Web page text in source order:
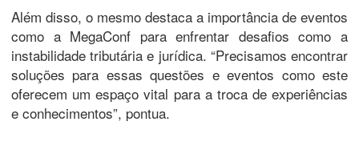
Além disso, o mesmo destaca a importância de eventos
como a MegaConf para enfrentar desafios como a
instabilidade tributária e jurídica. “Precisamos encontrar
soluções para essas questões e eventos como este
oferecem um espaço vital para a troca de experiências
e conhecimentos”, pontua.